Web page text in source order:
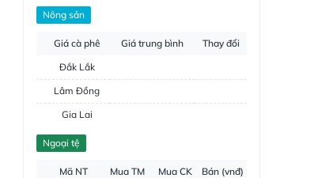
Nông sản
Giá cà phê Giá trung bình
Thay đổi
Đắk Lắk
Lâm Đồng
Gia Lai
Đắk Nông
Ngoại tệ
Mã NT Mua TM Mua CK
Bán (vnđ)